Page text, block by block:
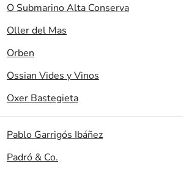
O Submarino Alta Conserva
Oller del Mas
Orben
Ossian Vides y Vinos
Oxer Bastegieta
Pablo Garrigós Ibáñez
Padró & Co.